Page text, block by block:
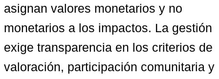
asignan valores monetarios y no
monetarios a los impactos. La gestión
exige transparencia en los criterios de
valoración, participación comunitaria y